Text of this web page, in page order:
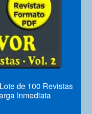
de 100 Revistas
Inmediata